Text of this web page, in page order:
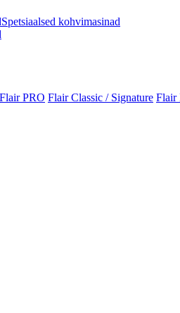
Spetsiaalsed kohvimasinad
Flair PRO Flair Classic / Signature Flair